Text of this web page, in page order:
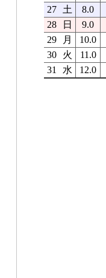
27
土
8.0
28
日 9.0
29
月 10.0
30
火 11.0
31
水 12.0